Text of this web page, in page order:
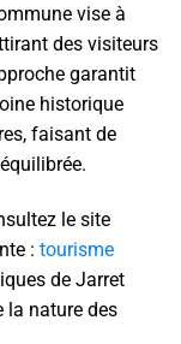
vise à
des visiteurs
garantit
historique
faisant de
le site
: tourisme
de Jarret
la nature des